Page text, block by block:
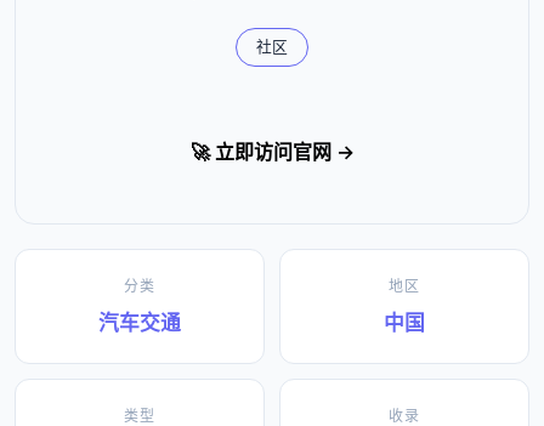
社区
🚀 立即访问官网 →
分类
汽车交通
地区
中国
类型 收录